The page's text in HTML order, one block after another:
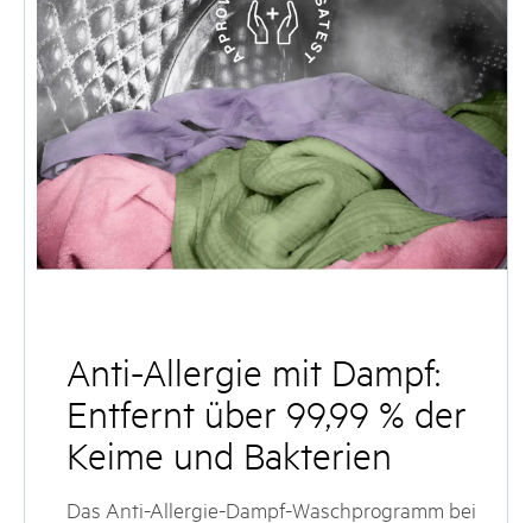
Anti-Allergie mit Dampf:
Entfernt über 99,99 % der
Keime und Bakterien
Das Anti-Allergie-Dampf-Waschprogramm bei